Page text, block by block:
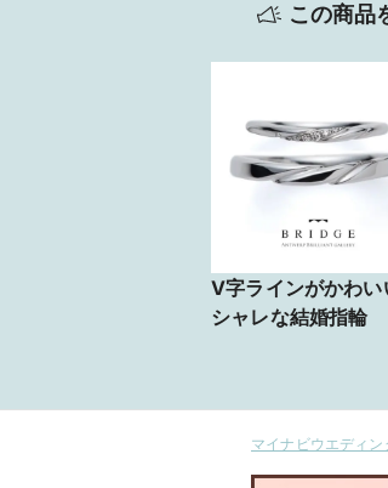
この商品
V字ラインがかわい
シャレな結婚指輪
マイナビウエディン